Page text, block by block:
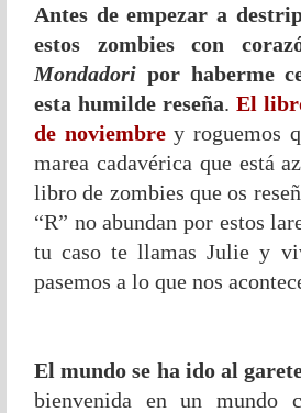
Antes de empezar a
estos zombies con
Mondadori por haberme
esta humilde reseña. El
de noviembrey roguemos
marea cadavérica que está
libro de zombies que os
“R” no abundan por estos
tu caso te llamas Julie y
pasemos a lo que nos
El mundo se ha ido al
bienvenida en un mundo